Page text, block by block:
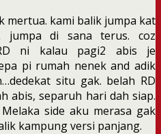
mertua. kami balik jumpa kat
jumpa di sana terus. coz
ni kalau pagi2 abis je
pi rumah nenek and adik
situ gak. belah RD
abis, separuh hari dah siap.
side aku merasa gak
kampung versi panjang.